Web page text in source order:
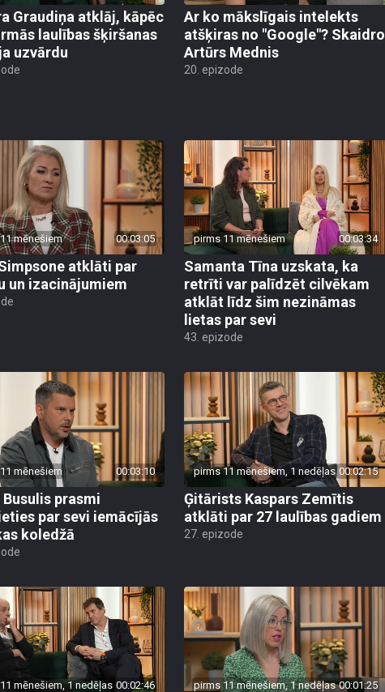
Graudiņa atklāj, kāpēc
laulības šķiršanas
uzvārdu
Ar ko mākslīgais intelekts
atšķiras no "Google"? Skaidro
Artūrs Mednis
20. epizode
mēnešiem 00:03:05
atklāti par
un izacinājumiem
pirms 11 mēnešiem 00:03:34
Samanta Tīna uzskata, ka
retrīti var palīdzēt cilvēkam
atklāt līdz šim nezināmas
lietas par sevi
43. epizode
mēnešiem 00:03:10
prasmi
par sevi iemācījās
koledžā
pirms 11 mēnešiem, 1 nedēļas 00:02:15
Ģitārists Kaspars Zemītis
atklāti par 27 laulības gadiem
27. epizode
mēnešiem, 1 nedēļas 00:02:46 pirms 11 mēnešiem, 1 nedēļas 00:01:25